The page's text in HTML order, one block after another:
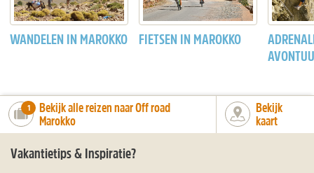
WANDELEN IN MAROKKO FIETSEN IN MAROKKO
number_of_trips:
1
Bekijk alle reizen naar Off road
Marokko
Bekijk
kaart
Vakantietips & Inspiratie?